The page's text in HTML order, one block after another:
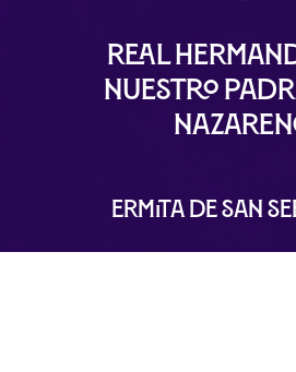
Real
Nuestro
Ermita de San